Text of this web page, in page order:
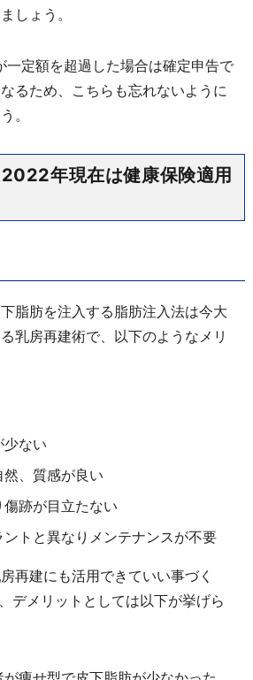
しょう。
一定額を超過した場合は確定申告で
るため、こちらも忘れないように
。
年現在は健康保険適用
脂肪を注入する脂肪注入法は今大
乳房再建術で、以下のようなメリ
少ない
、質感が良い
跡が目立たない
ントと異なりメンテナンスが不要
再建にも活用できていい事づく
デメリットとしては以下が挙げら